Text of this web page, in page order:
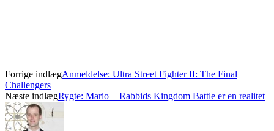
Forrige indlægAnmeldelse: Ultra Street Fighter II: The Final
Challengers
Næste indlægRygte: Mario + Rabbids Kingdom Battle er en realitet